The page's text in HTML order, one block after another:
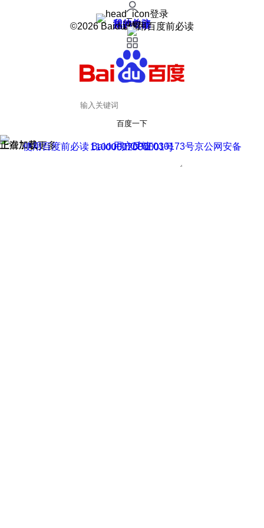
登录
我的关注
我的收藏
皮肤中心
用户反馈
设置
©2026 Baidu 使用百度前必读
百度一下
正在加载
上滑加载更多 用户反馈
使用百度前必读 Baidu 京ICP证030173号
京公网安备11000002000001号